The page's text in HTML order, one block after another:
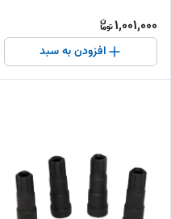
1,001,000
افزودن به سبد